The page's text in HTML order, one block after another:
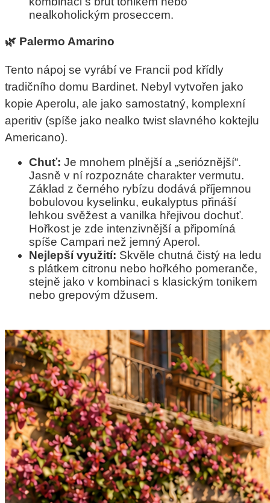
nealkoholickým proseccem.
🌿 Palermo Amarino
Tento nápoj se vyrábí ve Francii pod křídly
tradičního domu Bardinet. Nebyl vytvořen jako
kopie Aperolu, ale jako samostatný, komplexní
aperitiv (spíše jako nealko twist slavného koktejlu
Americano).
Chuť: Je mnohem plnější a „serióznější“.
Jasně v ní rozpoznáte charakter vermutu.
Základ z černého rybízu dodává příjemnou
bobulovou kyselinku, eukalyptus přináší
lehkou svěžest a vanilka hřejivou dochuť.
Hořkost je zde intenzivnější a připomíná
spíše Campari než jemný Aperol.
Nejlepší využití: Skvěle chutná čistý на ledu
s plátkem citronu nebo hořkého pomeranče,
stejně jako v kombinaci s klasickým tonikem
nebo grepovým džusem.